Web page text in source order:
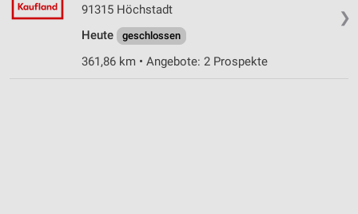
❯
91315 Höchstadt
Heute
geschlossen
361,86 km • Angebote: 2 Prospekte